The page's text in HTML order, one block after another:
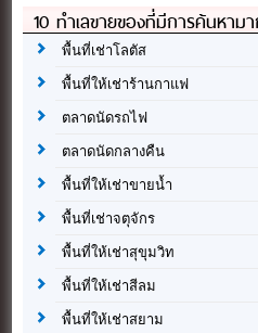
10 ทำเลขายของที่มีการค้นหาม
พื้นที่เช่าโลตัส
พื้นที่ให้เช่าร้านกาแฟ
ตลาดนัดรถไฟ
ตลาดนัดกลางคืน
พื้นที่ให้เช่าขายน้ำ
พื้นที่เช่าจตุจักร
พื้นที่ให้เช่าสุขุมวิท
พื้นที่ให้เช่าสีลม
พื้นที่ให้เช่าสยาม